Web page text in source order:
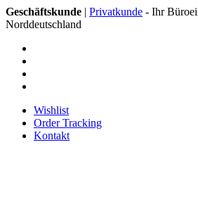
Geschäftskunde | Privatkunde - Ihr
Norddeutschland
Wishlist
Order Tracking
Kontakt